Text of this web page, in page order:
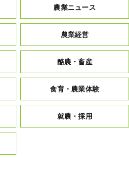
農業ニュース
農業経営
酪農・畜産
食育・農業体験
就農・採用